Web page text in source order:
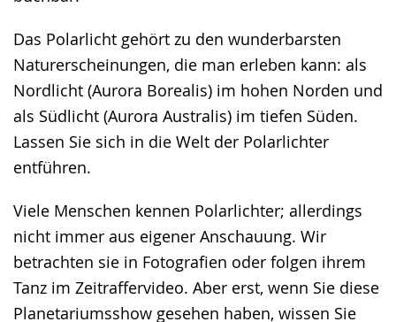
Das Polarlicht gehört zu den wunderbarsten
Naturerscheinungen, die man erleben kann: als
Nordlicht (Aurora Borealis) im hohen Norden und
als Südlicht (Aurora Australis) im tiefen Süden.
Lassen Sie sich in die Welt der Polarlichter
entführen.
Viele Menschen kennen Polarlichter; allerdings
nicht immer aus eigener Anschauung. Wir
betrachten sie in Fotografien oder folgen ihrem
Tanz im Zeitraffervideo. Aber erst, wenn Sie diese
Planetariumsshow gesehen haben, wissen Sie